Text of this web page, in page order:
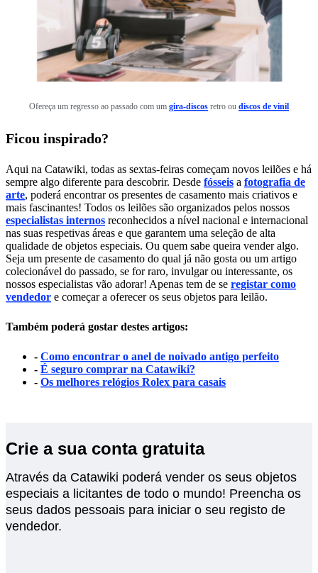
Ofereça um regresso ao passado com um gira-discos retro ou discos de vinil
Ficou inspirado?
Aqui na Catawiki, todas as sextas-feiras começam novos leilões e há
sempre algo diferente para descobrir. Desde fósseis a fotografia de
arte, poderá encontrar os presentes de casamento mais criativos e
mais fascinantes! Todos os leilões são organizados pelos nossos
especialistas internos reconhecidos a nível nacional e internacional
nas suas respetivas áreas e que garantem uma seleção de alta
qualidade de objetos especiais. Ou quem sabe queira vender algo.
Seja um presente de casamento do qual já não gosta ou um artigo
colecionável do passado, se for raro, invulgar ou interessante, os
nossos especialistas vão adorar! Apenas tem de se registar como
vendedor e começar a oferecer os seus objetos para leilão.
Também poderá gostar destes artigos:
- Como encontrar o anel de noivado antigo perfeito
- É seguro comprar na Catawiki?
- Os melhores relógios Rolex para casais
Crie a sua conta gratuita
Através da Catawiki poderá vender os seus objetos
especiais a licitantes de todo o mundo! Preencha os
seus dados pessoais para iniciar o seu registo de
vendedor.